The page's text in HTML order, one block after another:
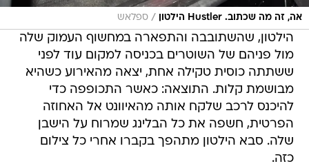
אה, זה מה שכתוב. Hustler הילטון / ספלאש
הילטון, שהשתובבה והתפארה במחשוף העמוק שלה
מול פניהם של השוטרים בכניסה למקום עוד לפני
ששתתה כוסית טקילה אחת, יצאה מהאירוע כשהיא
מבושמת קלות. התוצאה: כאשר התכופפה כדי
להיכנס לרכב שלקח אותה מהאיוונט אל האחוזה
הפרטית, חשפה את כל הבלינג שמרוח על הישבן
שלה. סבא הילטון מתהפך בקברו אחרי כל צילום
כזה.